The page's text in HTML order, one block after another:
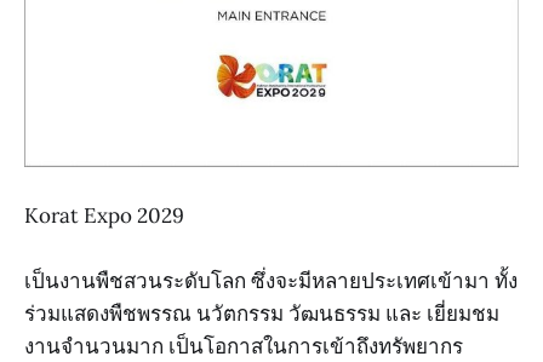
Korat Expo 2029
เป็นงานพืชสวนระดับโลก ซึ่งจะมีหลายประเทศเข้ามา ทั้ง
ร่วมแสดงพืชพรรณ นวัตกรรม วัฒนธรรม และ เยี่ยมชม
งานจำนวนมาก เป็นโอกาสในการเข้าถึงทรัพยากร